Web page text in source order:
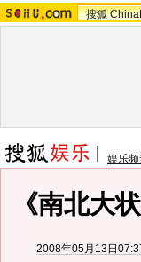
搜狐
娱乐频
《南北大
2008年05月13日